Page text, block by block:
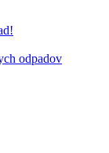
odpadov